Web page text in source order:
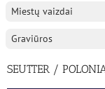
Miestų vaizdai
Graviūros
SEUTTER /